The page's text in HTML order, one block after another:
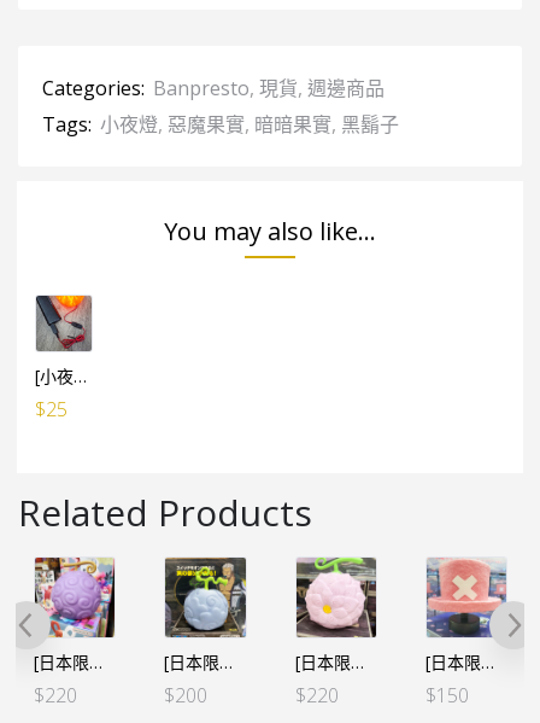
Categories: Banpresto, 現貨, 週邊商品
Tags: 小夜燈, 惡魔果實, 暗暗果實, 黑鬍子
You may also like...
[小夜燈專用] USB小電池 線1米長 (有開關制)
$25
Related Products
[日本限定] 海賊王 惡魔果實 房間小夜燈 – 路飛 橡膠果實
$220
[日本限定] 海賊王 惡魔果實 房間小夜燈 – 煙佬 史莫卡 冒煙果實
$200
[日本限定] 海賊王 惡魔果實 房間小夜燈 – 羅賓 花花果實
$220
[日本限定] 海賊王 房間小夜燈 – 索柏 粉紅帽 兩年前Ver.
$150